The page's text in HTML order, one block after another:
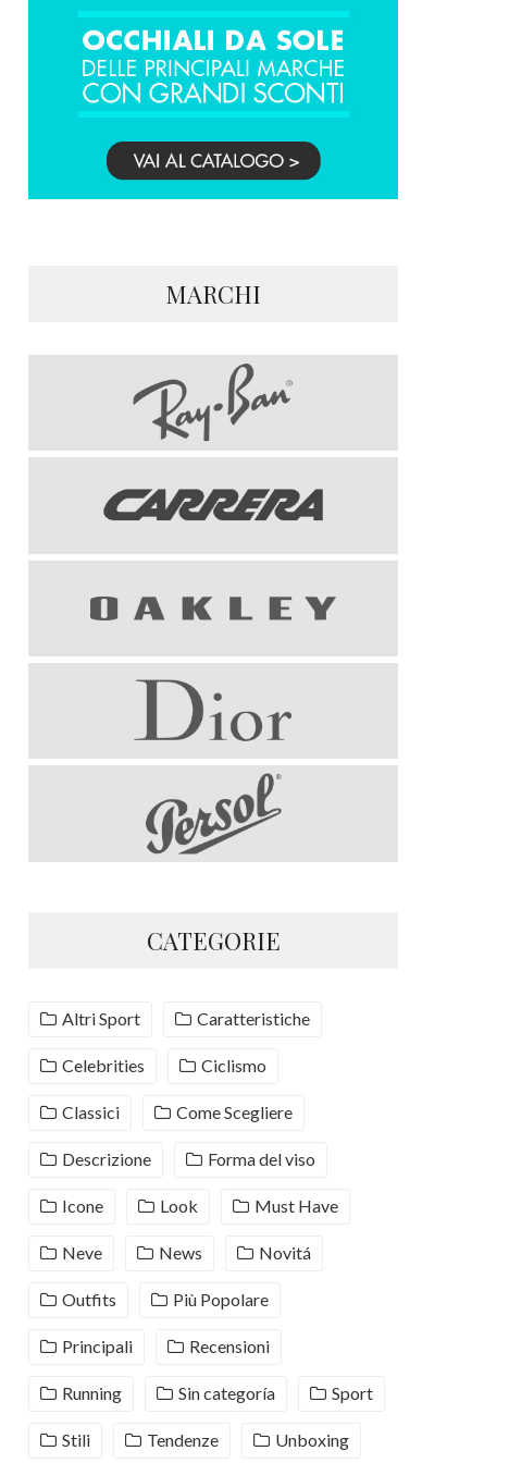
MARCHI
CATEGORIE
Altri Sport Caratteristiche
Celebrities Ciclismo
Classici Come Scegliere
Descrizione Forma del viso
Icone Look Must Have
Neve News Novitá
Outfits Più Popolare
Principali Recensioni
Running Sin categoría Sport
Stili Tendenze Unboxing